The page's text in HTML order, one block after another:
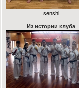
senshi
Из истории клуба